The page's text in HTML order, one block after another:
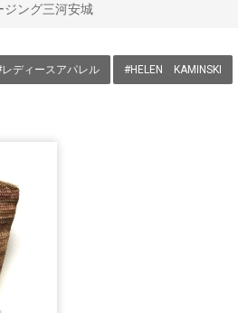
ジング三河安城
ディースアパレル #HELEN KAMINSKI